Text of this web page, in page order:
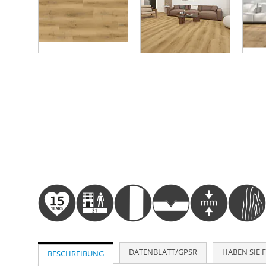
BESCHREIBUNG DATENBLATT/GPSR HABEN SIE